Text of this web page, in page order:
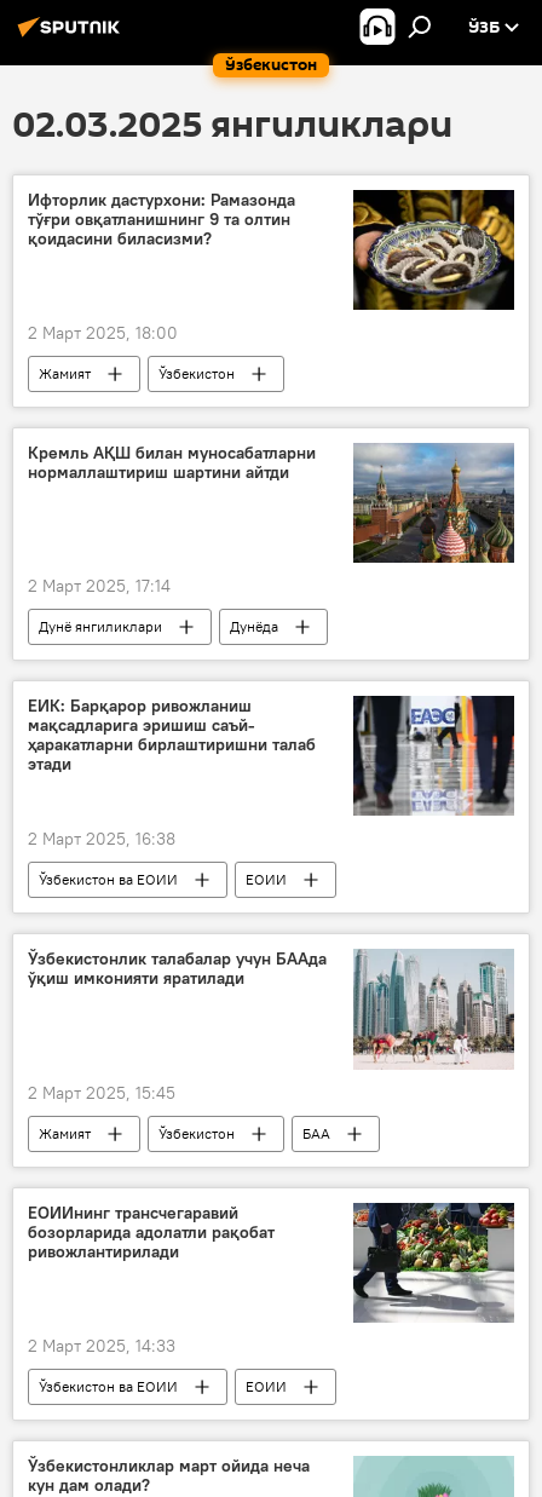
Ўзбекистон
ЎЗБ
02.03.2025 янгиликлари
Ифторлик дастурхони: Рамазонда
тўғри овқатланишнинг 9 та олтин
қоидасини биласизми?
2 Март 2025, 18:00
Жамият
Ўзбекистон
Рамазон ойи
овқатланиш
Озиқ-овқат
Кремль АҚШ билан муносабатларни
нормаллаштириш шартини айтди
2 Март 2025, 17:14
Дунё янгиликлари
Дунёда
Россия
АҚШ
Дмитрий Песков
Россиянинг Донбассдаги махсус ҳарбий операцияси
ЕИК: Барқарор ривожланиш
мақсадларига эришиш саъй-
ҳаракатларни бирлаштиришни талаб
этади
2 Март 2025, 16:38
Ўзбекистон ва ЕОИИ
ЕОИИ
ЕИК
БМТ ҳамкорлик
Ўзбекистонлик талабалар учун БААда
ўқиш имконияти яратилади
2 Март 2025, 15:45
Жамият Ўзбекистон
БАА
таълим
талабалар
ЕОИИнинг трансчегаравий
бозорларида адолатли рақобат
ривожлантирилади
2 Март 2025, 14:33
Ўзбекистон ва ЕОИИ
ЕОИИ
ЕИК
тадбиркор савдо
Ўзбекистонликлар март ойида неча
кун дам олади?